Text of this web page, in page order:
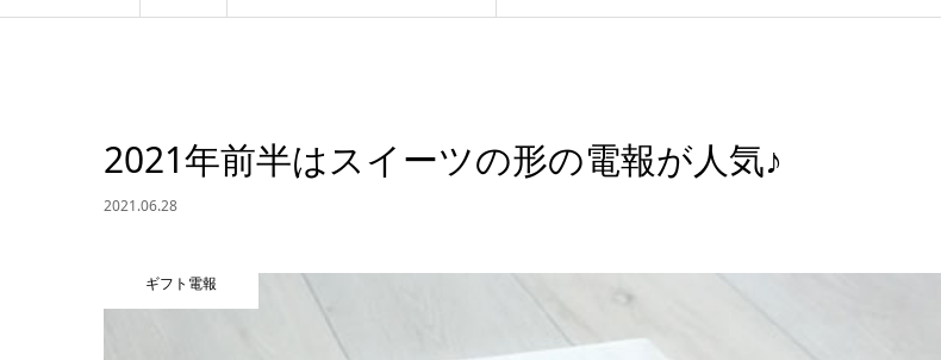
2021年前半はスイーツの形の電報が人気♪
2021.06.28
ギフト電報